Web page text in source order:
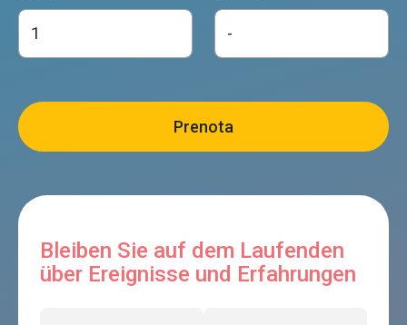
Bleiben Sie auf dem Laufenden
über Ereignisse und Erfahrungen